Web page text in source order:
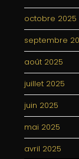
octobre 2025
septembre
août 2025
juillet 2025
juin 2025
mai 2025
avril 2025